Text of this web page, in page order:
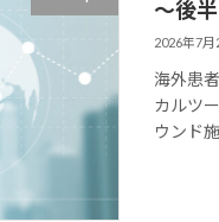
～後
2026年7月
海外患
カルツ
ウンド